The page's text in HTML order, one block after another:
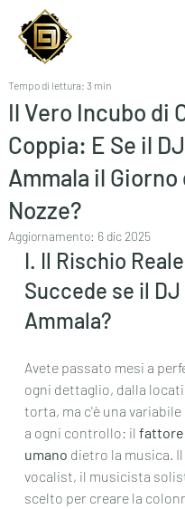
Il Vero Incubo di
Coppia: E Se il
Ammala il Giorno
Nozze?
Tempo di lettura: 3 min
Aggiornamento: 6 dic 2025
I. Il Rischio
Succede se il DJ
Ammala?
Avete passato mesi a
ogni dettaglio, dalla
torta, ma c'è una variabile
a ogni controllo: il fattore
umano dietro la musica. Il
vocalist, il musicista
scelto per creare la